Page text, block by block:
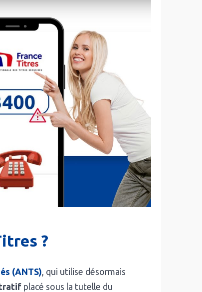
?
(ANTS), qui utilise désormais
placé sous la tutelle du